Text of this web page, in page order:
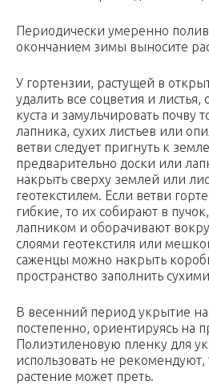
Периодически умеренно
окончанием зимы выносите
У гортензии, растущей в
удалить все соцветия и листья,
куста и замульчировать почву
лапника, сухих листьев или
ветви следует пригнуть к
предварительно доски или
накрыть сверху землей или
геотекстилем. Если ветви
гибкие, то их собирают в
лапником и оборачивают
слоями геотекстиля или
саженцы можно накрыть
пространство заполнить
В весенний период укрытие
постепенно, ориентируясь на
Полиэтиленовую пленку для
использовать не рекомендуют,
растение может преть.